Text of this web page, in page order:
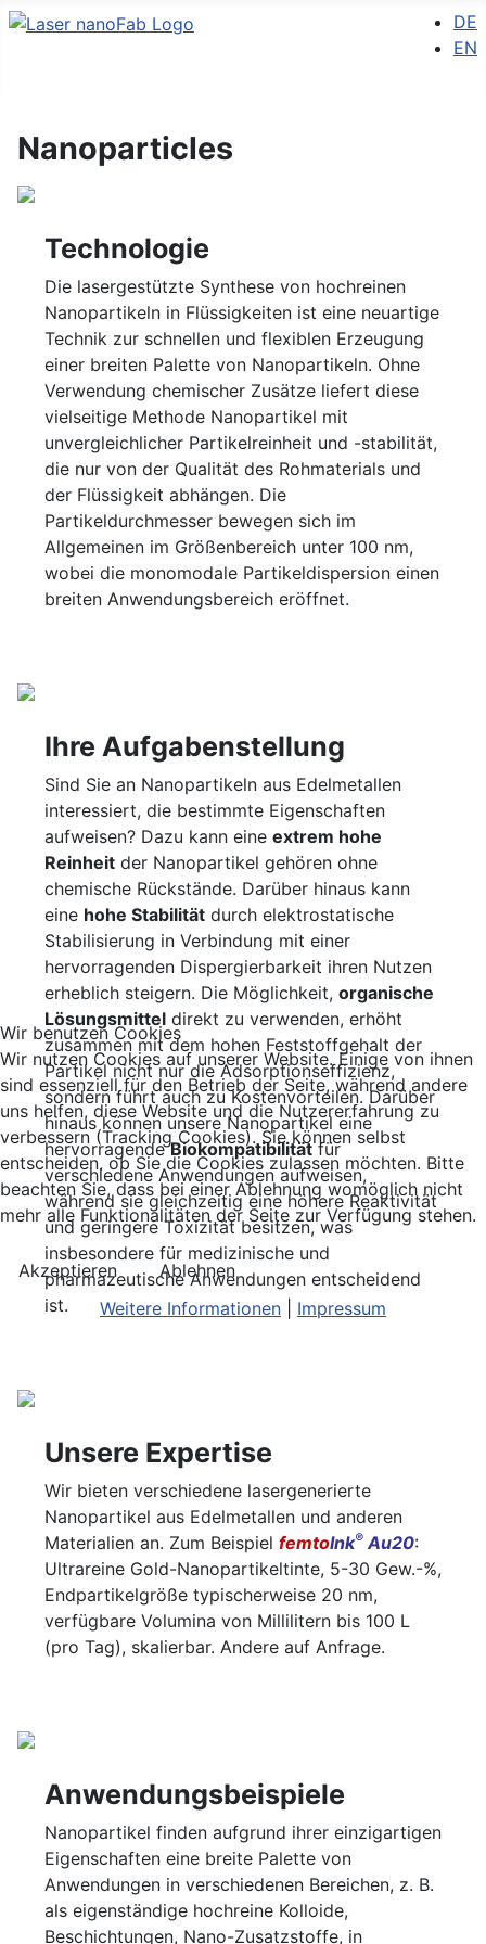
DE
EN
Nanoparticles
Technologie
Die lasergestützte Synthese von hochreinen
Nanopartikeln in Flüssigkeiten ist eine neuartige
Technik zur schnellen und flexiblen Erzeugung
einer breiten Palette von Nanopartikeln. Ohne
Verwendung chemischer Zusätze liefert diese
vielseitige Methode Nanopartikel mit
unvergleichlicher Partikelreinheit und -stabilität,
die nur von der Qualität des Rohmaterials und
der Flüssigkeit abhängen. Die
Partikeldurchmesser bewegen sich im
Allgemeinen im Größenbereich unter 100 nm,
wobei die monomodale Partikeldispersion einen
breiten Anwendungsbereich eröffnet.
Ihre Aufgabenstellung
Sind Sie an Nanopartikeln aus Edelmetallen
interessiert, die bestimmte Eigenschaften
aufweisen? Dazu kann eine extrem hohe
Reinheit der Nanopartikel gehören ohne
chemische Rückstände. Darüber hinaus kann
eine hohe Stabilität durch elektrostatische
Stabilisierung in Verbindung mit einer
hervorragenden Dispergierbarkeit ihren Nutzen
erheblich steigern. Die Möglichkeit, organische
Lösungsmittel direkt zu verwenden, erhöht
zusammen mit dem hohen Feststoffgehalt der
Partikel nicht nur die Adsorptionseffizienz,
sondern führt auch zu Kostenvorteilen. Darüber
hinaus können unsere Nanopartikel eine
hervorragendeBiokompatibilitätfür
verschiedene Anwendungen aufweisen,
während sie gleichzeitig eine höhere Reaktivität
und geringere Toxizität besitzen, was
insbesondere für medizinische und
pharmazeutische Anwendungen entscheidend
ist.
Unsere Expertise
Wir bieten verschiedene lasergenerierte
Nanopartikel aus Edelmetallen und anderen
Materialien an. Zum Beispiel femtoInk® Au20:
Ultrareine Gold-Nanopartikeltinte, 5-30 Gew.-%,
Endpartikelgröße typischerweise 20 nm,
verfügbare Volumina von Millilitern bis 100 L
(pro Tag), skalierbar. Andere auf Anfrage.
Anwendungsbeispiele
Nanopartikel finden aufgrund ihrer einzigartigen
Eigenschaften eine breite Palette von
Anwendungen in verschiedenen Bereichen, z. B.
als eigenständige hochreine Kolloide,
Beschichtungen, Nano-Zusatzstoffe, in
Wir benutzen Cookies
Wir nutzen Cookies auf unserer Website. Einige von ihnen
sind essenziell für den Betrieb der Seite, während andere
uns helfen, diese Website und die Nutzererfahrung zu
verbessern (Tracking Cookies). Sie können selbst
entscheiden, ob Sie die Cookies zulassen möchten. Bitte
beachten Sie, dass bei einer Ablehnung womöglich nicht
mehr alle Funktionalitäten der Seite zur Verfügung stehen.
Akzeptieren
Ablehnen
Weitere Informationen
Impressum